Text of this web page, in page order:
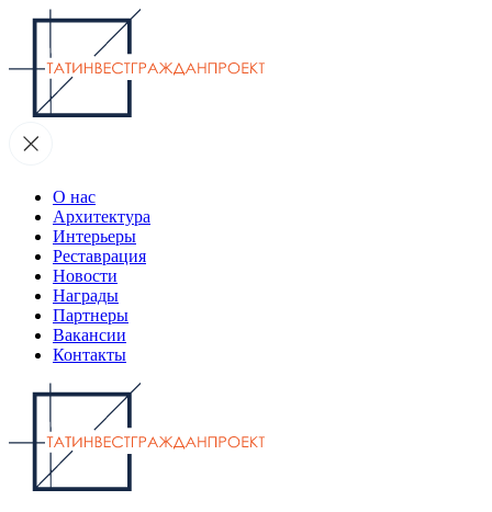
О нас
Архитектура
Интерьеры
Реставрация
Новости
Награды
Партнеры
Вакансии
Контакты